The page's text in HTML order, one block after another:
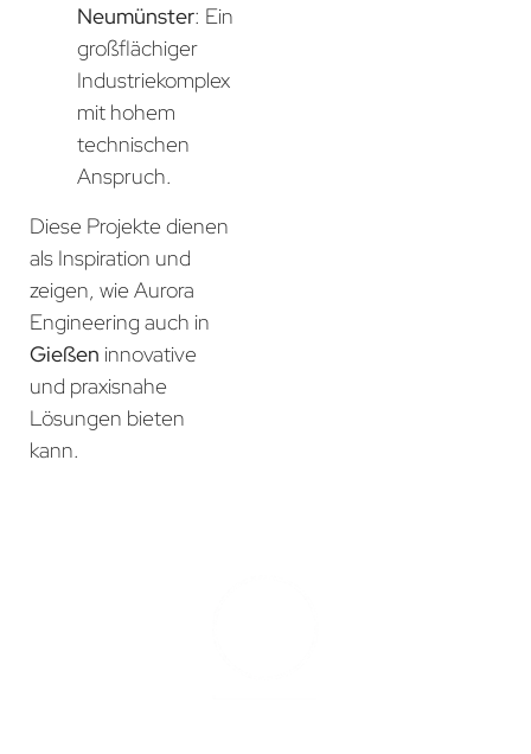
Neumünster: Ein
großflächiger
Industriekomplex
mit hohem
technischen
Anspruch.
Diese Projekte dienen
als Inspiration und
zeigen, wie Aurora
Engineering auch in
Gießen innovative
und praxisnahe
Lösungen bieten
kann.